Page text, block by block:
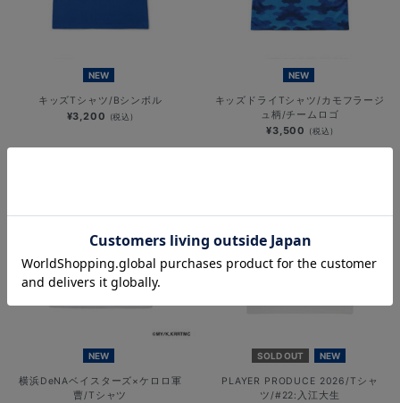
NEW
キッズTシャツ/Bシンボル
¥3,200 (税込)
NEW
キッズドライTシャツ/カモフラージ
ュ柄/チームロゴ
¥3,500 (税込)
NEW
横浜DeNAベイスターズ×ケロロ軍
曹/Tシャツ
SOLD OUT NEW
PLAYER PRODUCE 2026/Tシャ
ツ/#22:入江大生